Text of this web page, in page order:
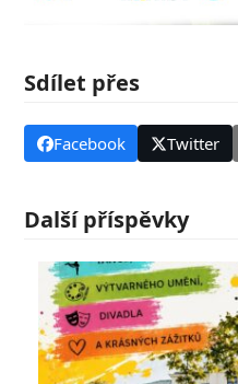
Sdílet přes
Facebook Twitter
Další příspěvky